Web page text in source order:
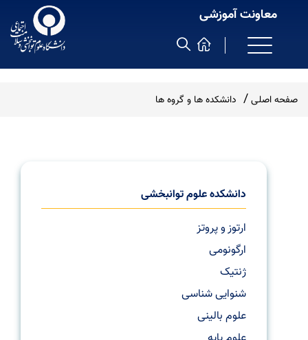
معاونت آموزشی
صفحه اصلی دانشکده ها و گروه ها
دانشکده علوم توانبخشی
ارتوز و پروتز
ارگونومی
ژنتیک
شنوایی شناسی
علوم بالینی